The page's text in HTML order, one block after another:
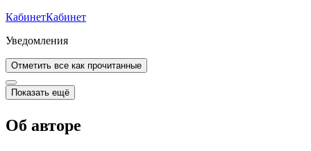
КабинетКабинет
Уведомления
Отметить все как прочитанные
Показать ещё
Об авторе